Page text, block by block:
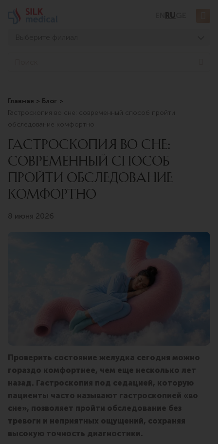
Тбилиси, Мосашвили
Батуми, Асатиани
Батуми, Горгасали
RU
Главная
Блог
Гастроскопия во сне: современный способ пройти
обследование комфортно
ГАСТРОСКОПИЯ ВО СНЕ:
СОВРЕМЕННЫЙ СПОСОБ
ПРОЙТИ ОБСЛЕДОВАНИЕ
КОМФОРТНО
8 июня 2026
Проверить состояние желудка сегодня можно
гораздо комфортнее, чем еще несколько лет
назад. Гастроскопия под седацией, которую
пациенты часто называют гастроскопией «во
сне», позволяет пройти обследование без
тревоги и неприятных ощущений, сохраняя
высокую точность диагностики.